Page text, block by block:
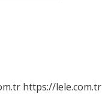
https://lele.com.tr